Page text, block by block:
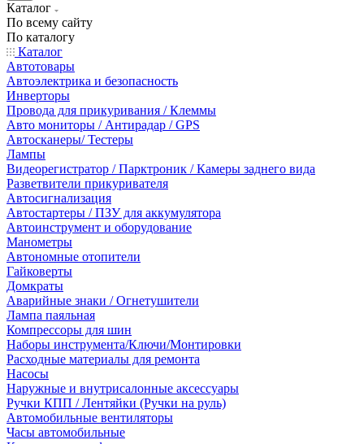
Каталог
По всему сайту
По каталогу
Каталог
Автотовары
Автоэлектрика и безопасность
Инверторы
Провода для прикуривания / Клеммы
Авто мониторы / Антирадар / GPS
Автосканеры/ Тестеры
Лампы
Видеорегистратор / Парктроник / Камеры заднего вида
Разветвители прикуривателя
Автосигнализация
Автостартеры / ПЗУ для аккумулятора
Автоинструмент и оборудование
Манометры
Автономные отопители
Гайковерты
Домкраты
Аварийные знаки / Огнетушители
Лампа паяльная
Компрессоры для шин
Наборы инструмента/Ключи/Монтировки
Расходные материалы для ремонта
Насосы
Наружные и внутрисалонные аксессуары
Ручки КПП / Лентяйки (Ручки на руль)
Автомобильные вентиляторы
Часы автомобильные